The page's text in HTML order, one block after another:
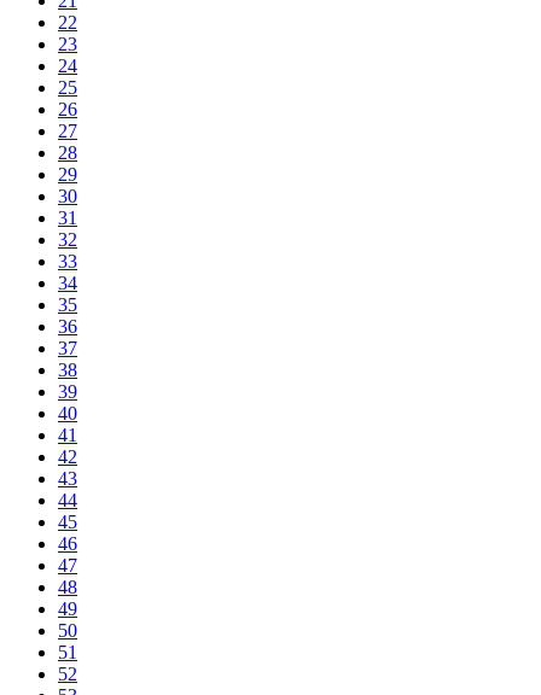
22
23
24
25
26
27
28
29
30
31
32
33
34
35
36
37
38
39
40
41
42
43
44
45
46
47
48
49
50
51
52